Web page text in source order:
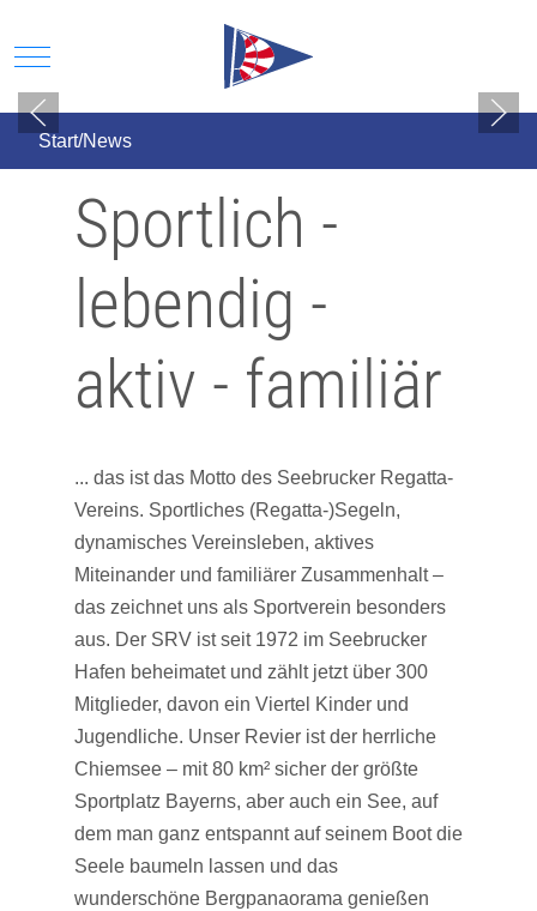
Mobile Menu Toggle
Start/News
Sportlich -
lebendig -
aktiv - familiär
... das ist das Motto des Seebrucker Regatta-
Vereins. Sportliches (Regatta-)Segeln,
dynamisches Vereinsleben, aktives
Miteinander und familiärer Zusammenhalt –
das zeichnet uns als Sportverein besonders
aus. Der SRV ist seit 1972 im Seebrucker
Hafen beheimatet und zählt jetzt über 300
Mitglieder, davon ein Viertel Kinder und
Jugendliche. Unser Revier ist der herrliche
Chiemsee – mit 80 km² sicher der größte
Sportplatz Bayerns, aber auch ein See, auf
dem man ganz entspannt auf seinem Boot die
Seele baumeln lassen und das
wunderschöne Bergpanaorama genießen